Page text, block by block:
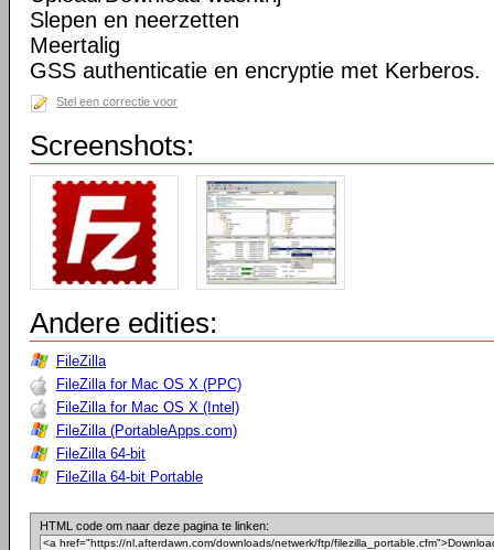
Slepen en neerzetten
Meertalig
GSS authenticatie en encryptie met Kerberos.
Stel een correctie voor
Screenshots:
Andere edities:
FileZilla
FileZilla for Mac OS X (PPC)
FileZilla for Mac OS X (Intel)
FileZilla (PortableApps.com)
FileZilla 64-bit
FileZilla 64-bit Portable
HTML code om naar deze pagina te linken: